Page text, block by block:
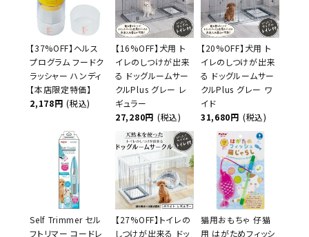
【37%OFF】ヘルス
プログラム フードク
ラッシャー ハンディ
【本店限定特価】
2,178円 (税込)
【16%OFF】犬用 ト
イレのしつけが出来
る ドッグルームサー
クルPlus グレー レ
ギュラー
27,280円 (税込)
【20%OFF】犬用 ト
イレのしつけが出来
る ドッグルームサー
クルPlus グレー ワ
イド
31,680円 (税込)
Self Trimmer セル
フトリマー コードレ
【27%OFF】トイレの
しつけが出来る ドッ
猫用おもちゃ 仔猫
用 はがためフィッシ